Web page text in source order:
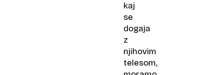
kaj
se
dogaja
z
njihovim
telesom,